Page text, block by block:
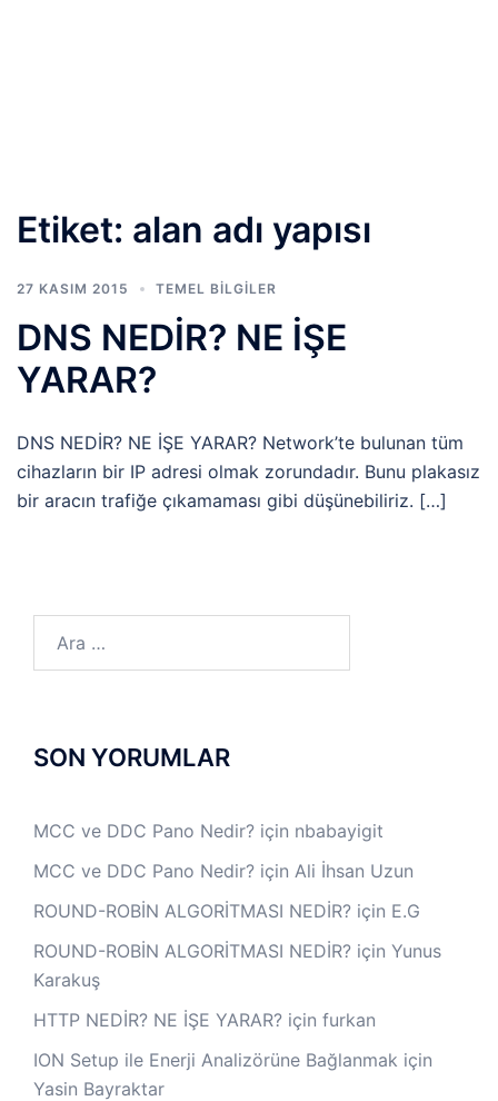
Etiket: alan adı yapısı
27 KASIM 2015 TEMEL BİLGİLER
DNS NEDİR? NE İŞE
YARAR?
DNS NEDİR? NE İŞE YARAR? Network’te bulunan tüm
cihazların bir IP adresi olmak zorundadır. Bunu plakasız
bir aracın trafiğe çıkamaması gibi düşünebiliriz. […]
SON YORUMLAR
MCC ve DDC Pano Nedir? için nbabayigit
MCC ve DDC Pano Nedir? için Ali İhsan Uzun
ROUND-ROBİN ALGORİTMASI NEDİR? için E.G
ROUND-ROBİN ALGORİTMASI NEDİR? için Yunus
Karakuş
HTTP NEDİR? NE İŞE YARAR? için furkan
ION Setup ile Enerji Analizörüne Bağlanmak için
Yasin Bayraktar